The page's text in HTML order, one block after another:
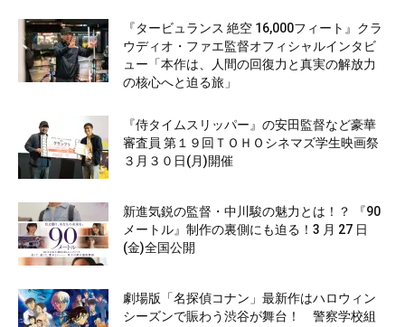
『タービュランス 絶空 16,000フィート』クラ
ウディオ・ファエ監督オフィシャルインタビ
ュー「本作は、人間の回復力と真実の解放力
の核心へと迫る旅」
『侍タイムスリッパー』の安田監督など豪華
審査員 第１９回ＴＯＨＯシネマズ学生映画祭
３月３０日(月)開催
新進気鋭の監督・中川駿の魅力とは！？ 『90
メートル』制作の裏側にも迫る！3 月 27 日
(金)全国公開
劇場版「名探偵コナン」最新作はハロウィン
シーズンで賑わう渋谷が舞台！ 警察学校組